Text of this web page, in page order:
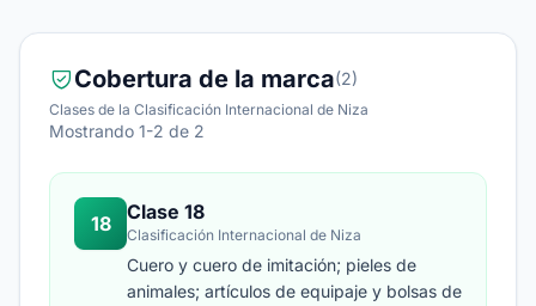
Cobertura de la marca(2)
Clases de la Clasificación Internacional de Niza
Mostrando 1-2 de 2
18 Clase 18
Clasificación Internacional de Niza
Cuero y cuero de imitación; pieles de
animales; artículos de equipaje y bolsas de